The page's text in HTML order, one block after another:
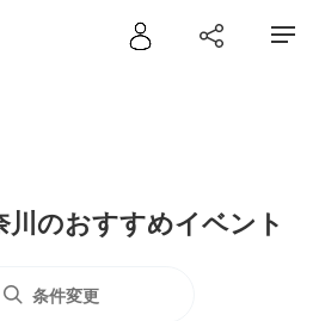
のおすすめイベント
条件変更